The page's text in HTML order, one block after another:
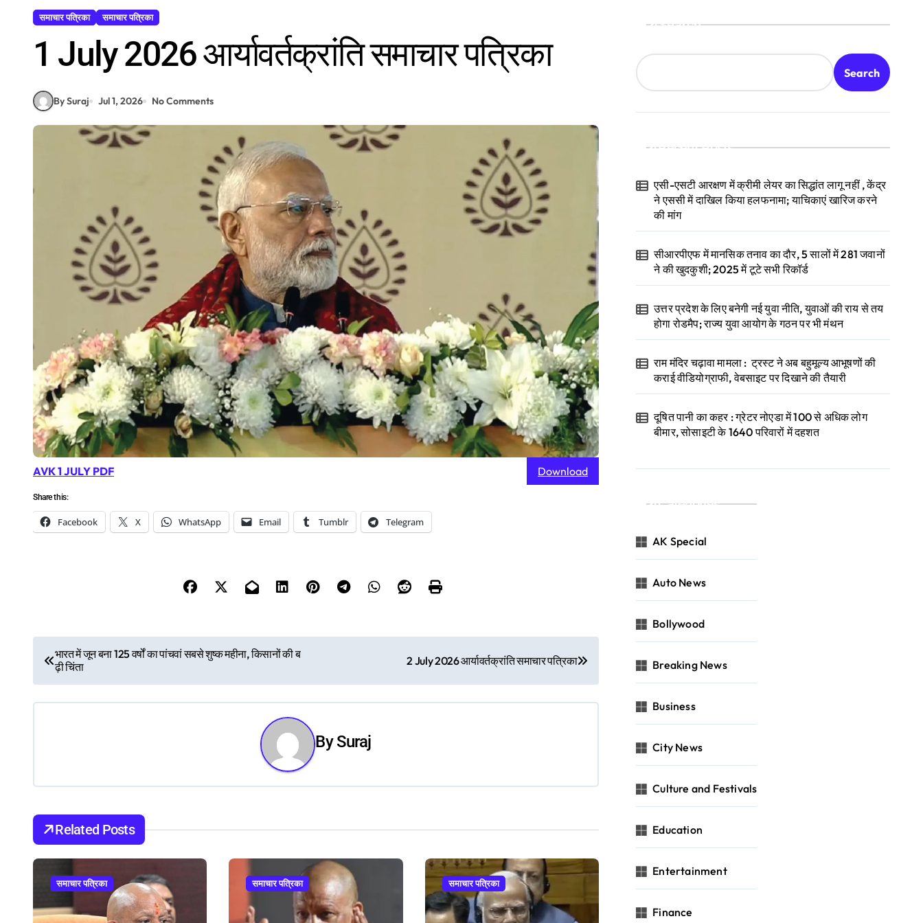
समाचार पत्रिका समाचार पत्रिका
1 July 2026 आर्यावर्तक्रांति समाचार पत्रिका
By Suraj Jul 1, 2026 No Comments
AVK 1 JULY PDF Download
Share this:
Facebook X WhatsApp Email Tumblr Telegram
o
s
a
v
i
a
भारत में जून बना 125 वर्षों का पांचवां सबसे शुष्क महीना, किसानों की ब
ढ़ी चिंता
2 July 2026 आर्यावर्तक्रांति समाचार पत्रिका
BySuraj
Related Posts
समाचार पत्रिका समाचार पत्रिका समाचार पत्रिका
Search
Search
Recent Posts
एसी-एसटी आरक्षण में क्रीमी लेयर का सिद्धांत लागू नहीं , केंद्र
ने एससी में दाखिल किया हलफनामा; याचिकाएं खारिज करने
की मांग
सीआरपीएफ में मानसिक तनाव का दौर, 5 सालों में 281 जवानों
ने की खुदकुशी; 2025 में टूटे सभी रिकॉर्ड
उत्तर प्रदेश के लिए बनेगी नई युवा नीति, युवाओं की राय से तय
होगा रोडमैप; राज्य युवा आयोग के गठन पर भी मंथन
राम मंदिर चढ़ावा मामला : ट्रस्ट ने अब बहुमूल्य आभूषणों की
कराई वीडियोग्राफी, वेबसाइट पर दिखाने की तैयारी
दूषित पानी का कहर : ग्रेटर नोएडा में 100 से अधिक लोग
बीमार, सोसाइटी के 1640 परिवारों में दहशत
Categories
AK Special
Auto News
Bollywood
Breaking News
Business
City News
Culture and Festivals
Education
Entertainment
Finance